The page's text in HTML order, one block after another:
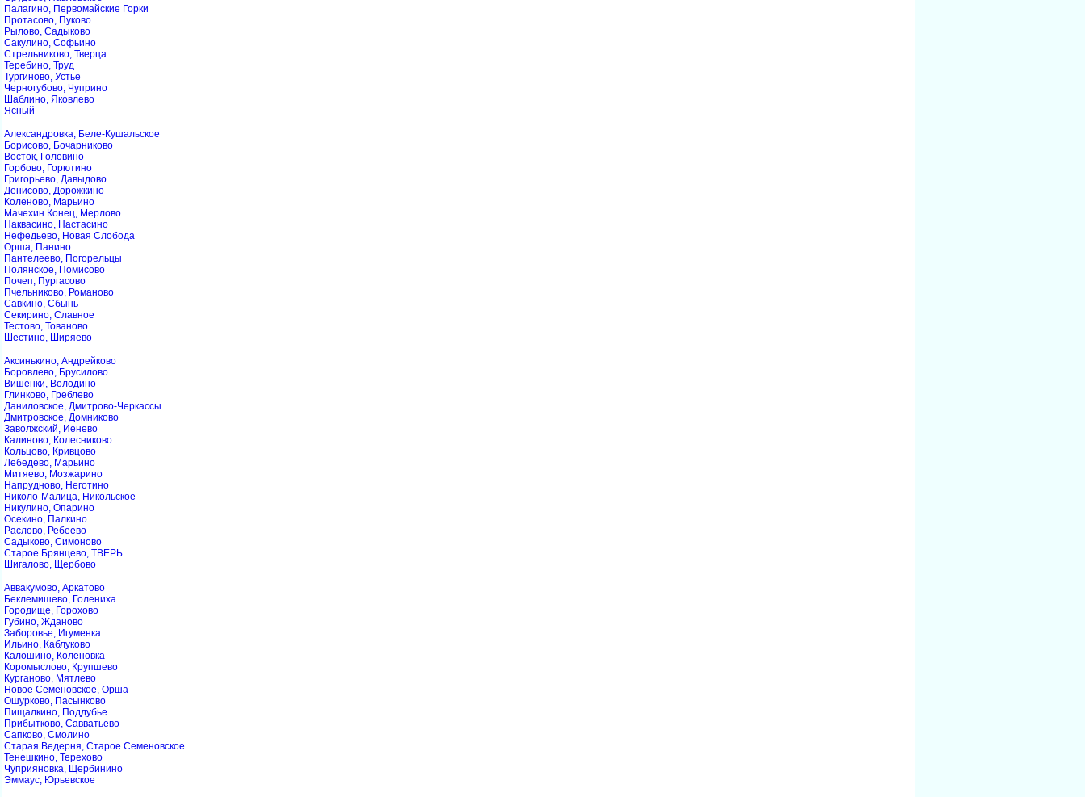
Палагино, Первомайские Горки
Протасово, Пуково
Рылово, Садыково
Сакулино, Софьино
Стрельниково, Тверца
Теребино, Труд
Тургиново, Устье
Черногубово, Чуприно
Шаблино, Яковлево
Ясный
Александровка, Беле-Кушальское
Борисово, Бочарниково
Восток, Головино
Горбово, Горютино
Григорьево, Давыдово
Денисово, Дорожкино
Коленово, Марьино
Мачехин Конец, Мерлово
Наквасино, Настасино
Нефедьево, Новая Слобода
Орша, Панино
Пантелеево, Погорельцы
Полянское, Помисово
Почеп, Пургасово
Пчельниково, Романово
Савкино, Сбынь
Секирино, Славное
Тестово, Тованово
Шестино, Ширяево
Аксинькино, Андрейково
Боровлево, Брусилово
Вишенки, Володино
Глинково, Греблево
Даниловское, Дмитрово-Черкассы
Дмитровское, Домниково
Заволжский, Иенево
Калиново, Колесниково
Кольцово, Кривцово
Лебедево, Марьино
Митяево, Мозжарино
Напрудново, Неготино
Николо-Малица, Никольское
Никулино, Опарино
Осекино, Палкино
Раслово, Ребеево
Садыково, Симоново
Старое Брянцево, ТВЕРЬ
Шигалово, Щербово
Аввакумово, Аркатово
Беклемишево, Голениха
Городище, Горохово
Губино, Жданово
Заборовье, Игуменка
Ильино, Каблуково
Калошино, Коленовка
Коромыслово, Крупшево
Курганово, Мятлево
Новое Семеновское, Орша
Ошурково, Пасынково
Пищалкино, Поддубье
Прибытково, Савватьево
Сапково, Смолино
Старая Ведерня, Старое Семеновское
Тенешкино, Терехово
Чуприяновка, Щербинино
Эммаус, Юрьевское